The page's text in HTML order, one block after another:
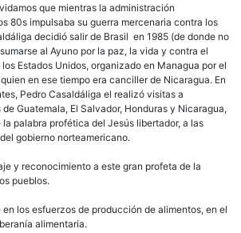
que mientras la administración
80s impulsaba su guerra mercenaria contra los
decidió salir de Brasil en 1985 (de donde no
al Ayuno por la paz, la vida y contra el
Estados Unidos, organizado en Managua por el
en ese tiempo era canciller de Nicaragua. En
Pedro Casaldáliga el realizó visitas a
Guatemala, El Salvador, Honduras y Nicaragua,
palabra profética del Jesús libertador, a las
gobierno norteamericano.
y reconocimiento a este gran profeta de la
pueblos.
los esfuerzos de producción de alimentos, en el
alimentaria.